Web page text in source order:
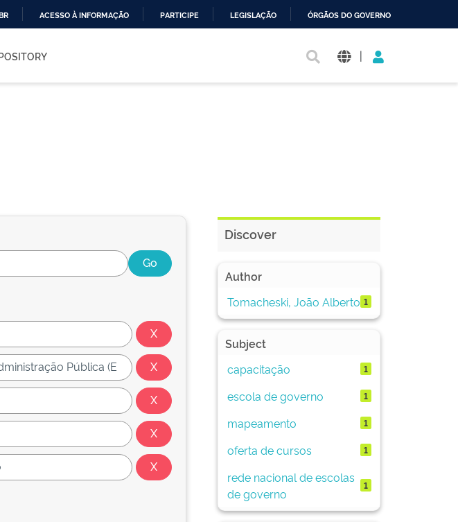
ACESSO À INFORMAÇÃO PARTICIPE LEGISLAÇÃO ÓRGÃOS DO GOVERNO
|
Discover
Author
Tomacheski, João Alberto 1
Subject
capacitação
1
escola de governo 1
mapeamento 1
oferta de cursos 1
rede nacional de escolas
de governo
1